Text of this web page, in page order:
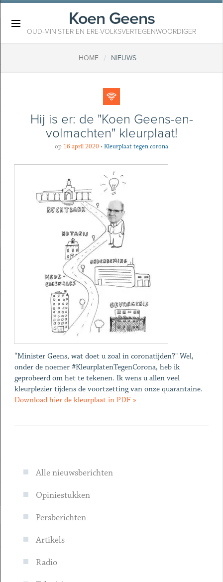
Koen Geens
OUD-MINISTER EN ERE-VOLKSVERTEGENWOORDIGER
HOME / NIEUWS
Hij is er: de "Koen Geens-en-
volmachten" kleurplaat!
op16 april 2020•Kleurplaat tegen corona
“Minister Geens, wat doet u zoal in coronatijden?" Wel,
onder de noemer #KleurplatenTegenCorona, heb ik
geprobeerd om het te tekenen. Ik wens u allen veel
kleurplezier tijdens de voortzetting van onze quarantaine.
Download hier de kleurplaat in PDF »
Alle nieuwsberichten
Opiniestukken
Persberichten
Artikels
Radio